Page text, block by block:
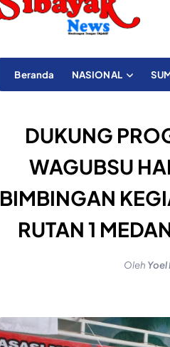
Beranda NASIONAL
DUKUNG
WAGUBSU
BIMBINGAN
RUTAN 1
Oleh Yoel